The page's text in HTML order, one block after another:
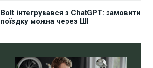
Bolt інтегрувався з ChatGPT: замовити
поїздку можна через ШІ